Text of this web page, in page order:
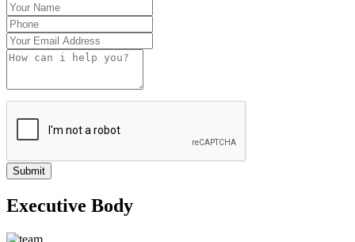
Submit
Executive Body